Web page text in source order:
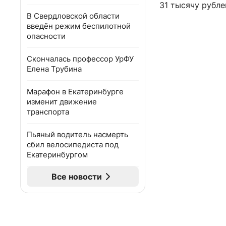
В Свердловской области
введён режим беспилотной
опасности
Скончалась профессор УрФУ
Елена Трубина
Марафон в Екатеринбурге
изменит движение
транспорта
Пьяный водитель насмерть
сбил велосипедиста под
Екатеринбургом
Все новости
31 тысячу